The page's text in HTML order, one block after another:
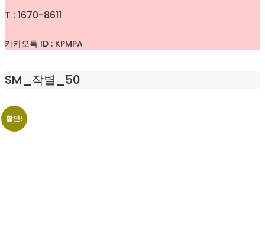
T : 1670-8611
카카오톡 ID : KPMPA
SM_작별_50
할인!